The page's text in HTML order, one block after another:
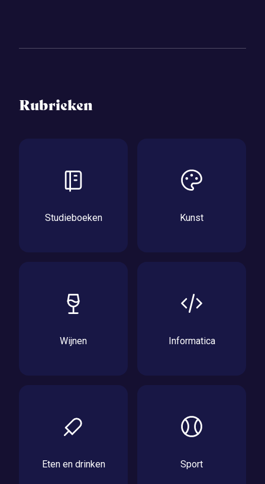
Rubrieken
Studieboeken Kunst
Wijnen Informatica
Eten en drinken Sport